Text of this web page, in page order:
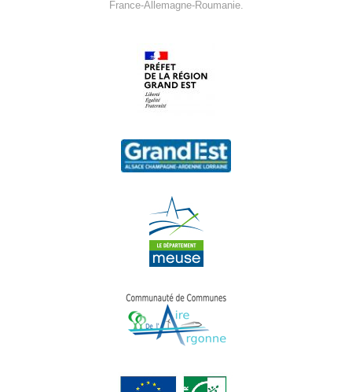
France-Allemagne-Roumanie.